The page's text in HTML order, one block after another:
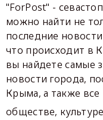
"ForPost" -
можно найти не
последние
что происходит в
вы найдете самые
новости города,
Крыма, а также
обществе,